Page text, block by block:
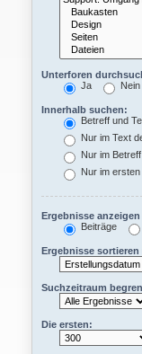
Unterforen
Ja
Nein
Innerhalb suchen:
Betreff und
Nur im Text
Nur im
Nur im
Ergebnisse anzeigen
Beiträge
Ergebnisse sortieren
Suchzeitraum
Die ersten: